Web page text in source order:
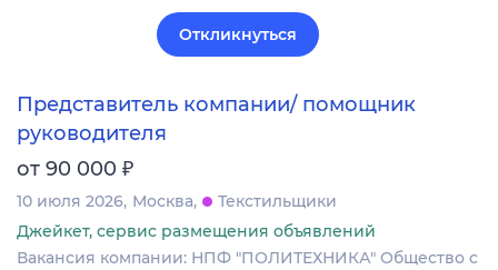
Откликнуться
Представитель компании/ помощник
руководителя
от 90 000 ₽
10 июля 2026 Москва
Текстильщики
Джейкет, сервис размещения объявлений
Вакансия компании: НПФ "ПОЛИТЕХНИКА" Общество с